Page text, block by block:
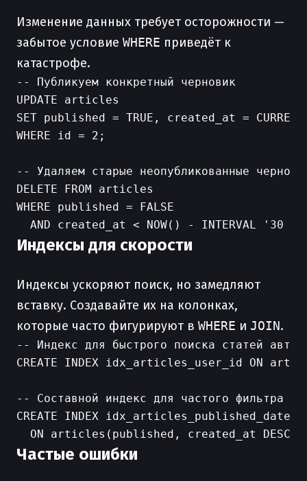
Изменение данных требует осторожности —
забытое условие WHERE приведёт к
катастрофе.
-- Публикуем конкретный черновик
UPDATE articles
SET published = TRUE, created_at =
WHERE id = 2;
-- Удаляем старые неопубликованные
DELETE FROM articles
WHERE published = FALSE
Индексы для скорости
Индексы ускоряют поиск, но замедляют
вставку. Создавайте их на колонках,
которые часто фигурируют в WHERE и JOIN.
-- Индекс для быстрого поиска статей
CREATE INDEX idx_articles_user_id ON
-- Составной индекс для частого фильтра
CREATE INDEX idx_articles_published_date
Частые ошибки